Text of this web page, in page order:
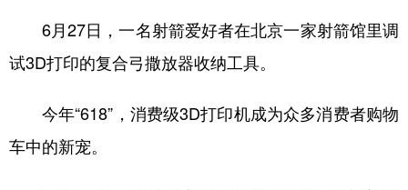
6月27日，一名射箭爱好者在北京一家射箭馆里调
试3D打印的复合弓撒放器收纳工具。
今年“618”，消费级3D打印机成为众多消费者购物
车中的新宠。